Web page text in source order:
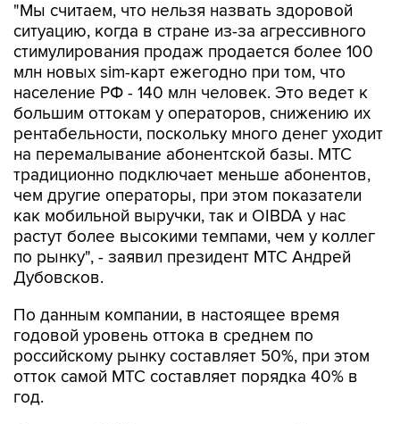
"Мы считаем, что нельзя назвать здоровой
ситуацию, когда в стране из-за агрессивного
стимулирования продаж продается более 100
млн новых sim-карт ежегодно при том, что
население РФ - 140 млн человек. Это ведет к
большим оттокам у операторов, снижению их
рентабельности, поскольку много денег уходит
на перемалывание абонентской базы. МТС
традиционно подключает меньше абонентов,
чем другие операторы, при этом показатели
как мобильной выручки, так и OIBDA у нас
растут более высокими темпами, чем у коллег
по рынку", - заявил президент МТС Андрей
Дубовсков.
По данным компании, в настоящее время
годовой уровень оттока в среднем по
российскому рынку составляет 50%, при этом
отток самой МТС составляет порядка 40% в
год.